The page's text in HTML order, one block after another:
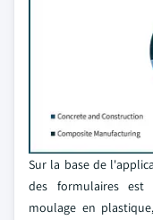
Sur la base de
des formulaires
moulage en